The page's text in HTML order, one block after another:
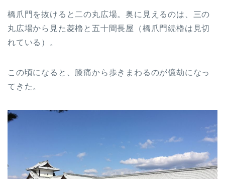
橋爪門を抜けると二の丸広場。奥に見えるのは、三の
丸広場から見た菱櫓と五十間長屋（橋爪門続櫓は見切
れている）。
この頃になると、膝痛から歩きまわるのが億劫になっ
てきた。